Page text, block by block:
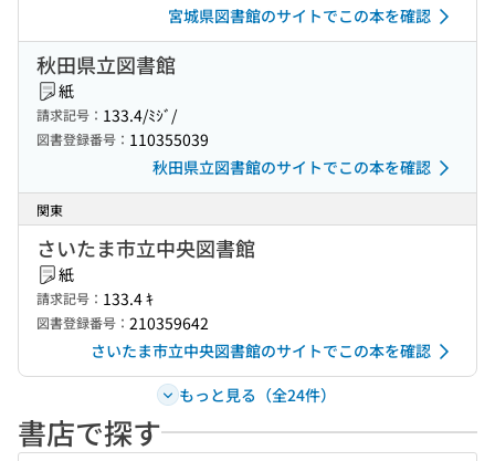
宮城県図書館のサイトでこの本を確認
秋田県立図書館
紙
請求記号： 133.4/ﾐｼﾞ/
図書登録番号： 110355039
秋田県立図書館のサイトでこの本を確認
関東
さいたま市立中央図書館
紙
請求記号： 133.4 ｷ
図書登録番号： 210359642
さいたま市立中央図書館のサイトでこの本を確認
もっと見る（全24件）
書店で探す